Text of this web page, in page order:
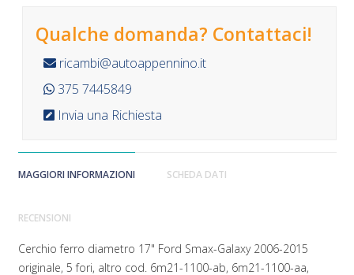
Qualche domanda? Contattaci!
ricambi@autoappennino.it
375 7445849
Invia una Richiesta
MAGGIORI INFORMAZIONI SCHEDA DATI
RECENSIONI
Cerchio ferro diametro 17" Ford Smax-Galaxy 2006-2015
originale, 5 fori, altro cod. 6m21-1100-ab, 6m21-1100-aa,